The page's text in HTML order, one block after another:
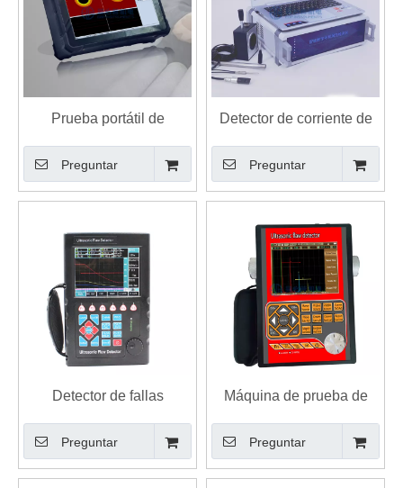
Prueba portátil de
corriente de Foucault
digital para detección de
fallas en intercambiadores
Preguntar
Detector de corriente de
Foucault digital portátil
Preguntar
Detector de fallas
ultrasónico digital de alta
precisión EFD-500
Preguntar
Máquina de prueba de
grietas de fugas de
defectos ultrasónicos
digitales
Preguntar